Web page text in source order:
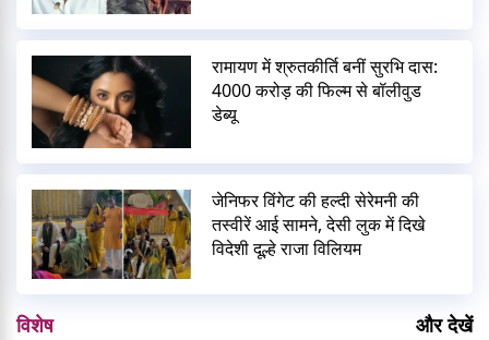
रामायण में श्रुतकीर्ति बनीं सुरभि दास:
4000 करोड़ की फिल्म से बॉलीवुड
डेब्यू
जेनिफर विंगेट की हल्दी सेरेमनी की
तस्वीरें आई सामने, देसी लुक में दिखे
विदेशी दूल्हे राजा विलियम
विशेष और देखें